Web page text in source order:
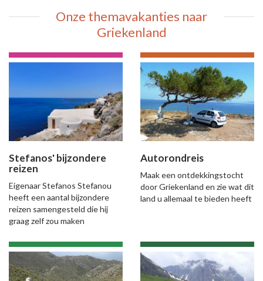
Onze themavakanties naar
Griekenland
Stefanos' bijzondere
reizen
Eigenaar Stefanos Stefanou
heeft een aantal bijzondere
reizen samengesteld die hij
graag zelf zou maken
Autorondreis
Maak een ontdekkingstocht
door Griekenland en zie wat dit
land u allemaal te bieden heeft